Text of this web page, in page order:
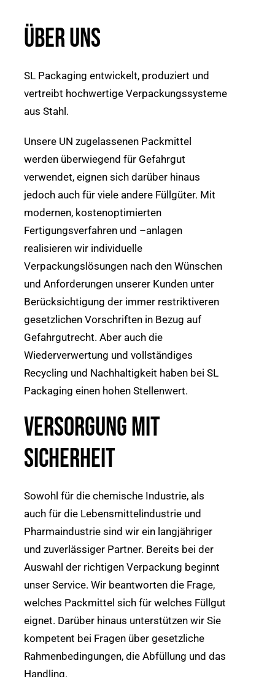
ÜBER UNS
SL Packaging entwickelt, produziert und
vertreibt hochwertige Verpackungssysteme
aus Stahl.
Unsere UN zugelassenen Packmittel
werden überwiegend für Gefahrgut
verwendet, eignen sich darüber hinaus
jedoch auch für viele andere Füllgüter. Mit
modernen, kostenoptimierten
Fertigungsverfahren und –anlagen
realisieren wir individuelle
Verpackungslösungen nach den Wünschen
und Anforderungen unserer Kunden unter
Berücksichtigung der immer restriktiveren
gesetzlichen Vorschriften in Bezug auf
Gefahrgutrecht. Aber auch die
Wiederverwertung und vollständiges
Recycling und Nachhaltigkeit haben bei SL
Packaging einen hohen Stellenwert.
VERSORGUNG MIT
SICHERHEIT
Sowohl für die chemische Industrie, als
auch für die Lebensmittelindustrie und
Pharmaindustrie sind wir ein langjähriger
und zuverlässiger Partner. Bereits bei der
Auswahl der richtigen Verpackung beginnt
unser Service. Wir beantworten die Frage,
welches Packmittel sich für welches Füllgut
eignet. Darüber hinaus unterstützen wir Sie
kompetent bei Fragen über gesetzliche
Rahmenbedingungen, die Abfüllung und das
Handling.